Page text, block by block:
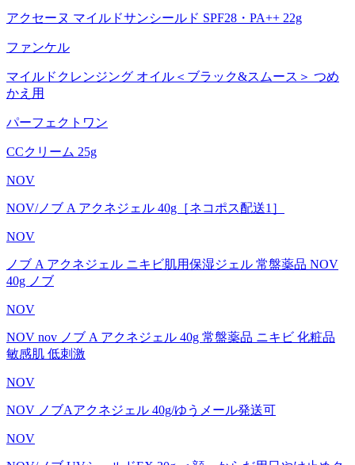
アクセーヌ マイルドサンシールド SPF28・PA++ 22g
ファンケル
マイルドクレンジング オイル＜ブラック&スムース＞ つめ
かえ用
パーフェクトワン
CCクリーム 25g
NOV
NOV/ノブ A アクネジェル 40g［ネコポス配送1］
NOV
ノブ A アクネジェル ニキビ肌用保湿ジェル 常盤薬品 NOV
40g ノブ
NOV
NOV nov ノブ A アクネジェル 40g 常盤薬品 ニキビ 化粧品
敏感肌 低刺激
NOV
NOV ノブAアクネジェル 40g/ゆうメール発送可
NOV